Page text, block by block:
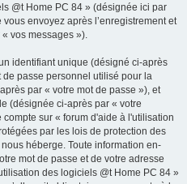
@t Home PC 84 » (désignée ici par
envoyez après l’enregistrement et
vos messages »).
identifiant unique (désigné ci-après
de passe personnel utilisé pour la
par « votre mot de passe »), et
(désignée ci-après par « votre
sur « forum d'aide à l'utilisation
par les lois de protection des
héberge. Toute information en-
mot de passe et de votre adresse
des logiciels @t Home PC 84 »